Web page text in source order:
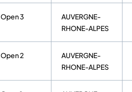
Open 3
AUVERGNE-
RHONE-ALPES
Open 2
AUVERGNE-
RHONE-ALPES